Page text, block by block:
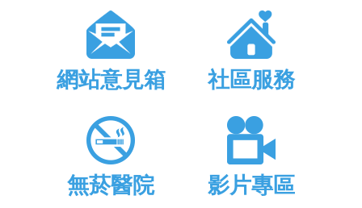
網站意見箱 社區服務
無菸醫院 影片專區